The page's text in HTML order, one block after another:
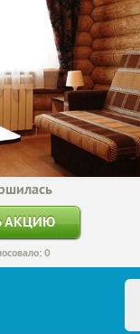
АКЦИЮ
0